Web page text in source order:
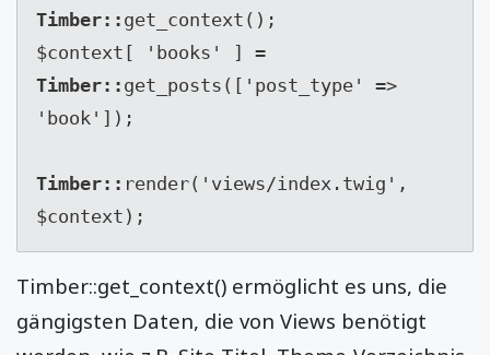
Timber:: get_context();
$context[ 'books' ] =
Timber:: get_posts(['post_type' =>
'book']);
Timber:: render('views/index.twig',
$context);
Timber::get_context() ermöglicht es uns, die
gängigsten Daten, die von Views benötigt